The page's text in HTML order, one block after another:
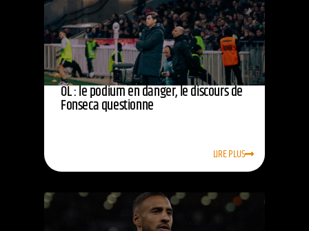
OL : le podium en danger, le discours de
Fonseca questionne
LIRE PLUS